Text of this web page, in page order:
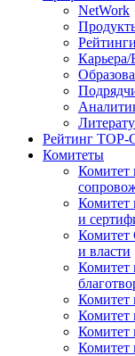
NetWork
Рейтинг TOP-
Комитеты
Комитет
Комитет
и
Комитет
и власти
Комитет
Комитет
Комитет
Комитет